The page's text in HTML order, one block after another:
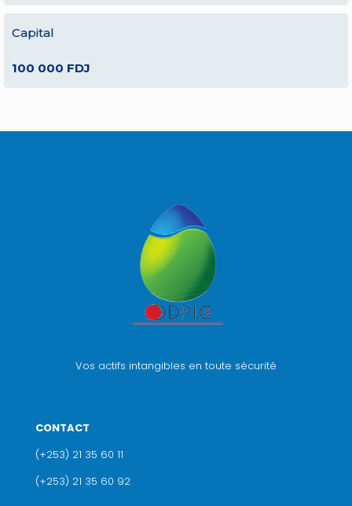
Capital
100 000 FDJ
Vos actifs intangibles en toute sécurité
CONTACT
(+253) 21 35 60 11
(+253) 21 35 60 92